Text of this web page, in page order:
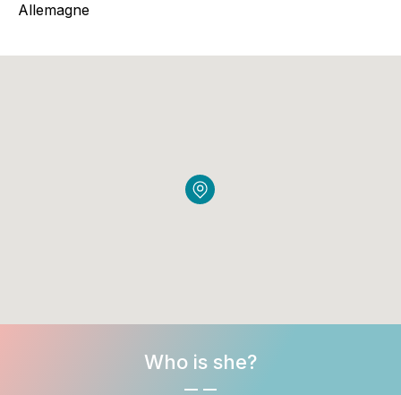
Allemagne
Who is she?